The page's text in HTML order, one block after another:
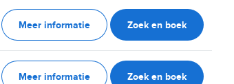
Meer informatie Zoek en boek
Meer informatie Zoek en boek